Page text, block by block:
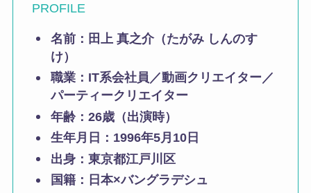
PROFILE
名前：田上 真之介（たがみ しんのす
け）
職業：IT系会社員／動画クリエイター／
パーティークリエイター
年齢：26歳（出演時）
生年月日：1996年5月10日
出身：東京都江戸川区
国籍：日本×バングラデシュ